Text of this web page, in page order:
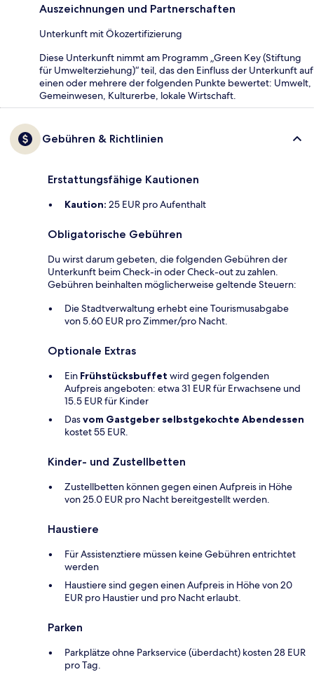
Auszeichnungen und Partnerschaften
Unterkunft mit Ökozertifizierung
Diese Unterkunft nimmt am Programm „Green Key (Stiftung
für Umwelterziehung)“ teil, das den Einfluss der Unterkunft auf
einen oder mehrere der folgenden Punkte bewertet: Umwelt,
Gemeinwesen, Kulturerbe, lokale Wirtschaft.
Gebühren & Richtlinien
Erstattungsfähige Kautionen
Kaution: 25 EUR pro Aufenthalt
Obligatorische Gebühren
Du wirst darum gebeten, die folgenden Gebühren der
Unterkunft beim Check-in oder Check-out zu zahlen.
Gebühren beinhalten möglicherweise geltende Steuern:
Die Stadtverwaltung erhebt eine Tourismusabgabe
von 5.60 EUR pro Zimmer/pro Nacht.
Optionale Extras
Ein Frühstücksbuffet wird gegen folgenden
Aufpreis angeboten: etwa 31 EUR für Erwachsene und
15.5 EUR für Kinder
Dasvom Gastgeber selbstgekochte Abendessen
kostet 55 EUR.
Kinder- und Zustellbetten
Zustellbetten können gegen einen Aufpreis in Höhe
von 25.0 EUR pro Nacht bereitgestellt werden.
Haustiere
Für Assistenztiere müssen keine Gebühren entrichtet
werden
Haustiere sind gegen einen Aufpreis in Höhe von 20
EUR pro Haustier und pro Nacht erlaubt.
Parken
Parkplätze ohne Parkservice (überdacht) kosten 28 EUR
pro Tag.